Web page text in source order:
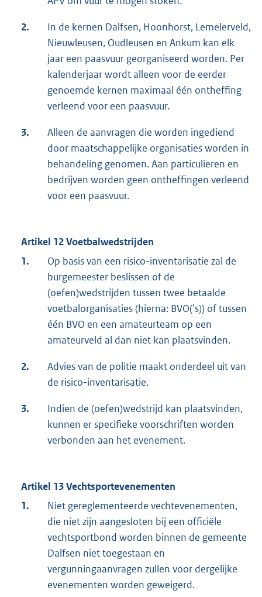
2.
In de kernen Dalfsen, Hoonhorst, Lemelerveld,
Nieuwleusen, Oudleusen en Ankum kan elk
jaar een paasvuur georganiseerd worden. Per
kalenderjaar wordt alleen voor de eerder
genoemde kernen maximaal één ontheffing
verleend voor een paasvuur.
3.
Alleen de aanvragen die worden ingediend
door maatschappelijke organisaties worden in
behandeling genomen. Aan particulieren en
bedrijven worden geen ontheffingen verleend
voor een paasvuur.
Artikel 12 Voetbalwedstrijden
1.
Op basis van een risico-inventarisatie zal de
burgemeester beslissen of de
(oefen)wedstrijden tussen twee betaalde
voetbalorganisaties (hierna: BVO('s)) of tussen
één BVO en een amateurteam op een
amateurveld al dan niet kan plaatsvinden.
2.
Advies van de politie maakt onderdeel uit van
de risico-inventarisatie.
3.
Indien de (oefen)wedstrijd kan plaatsvinden,
kunnen er specifieke voorschriften worden
verbonden aan het evenement.
Artikel 13 Vechtsportevenementen
1.
Niet gereglementeerde vechtevenementen,
die niet zijn aangesloten bij een officiële
vechtsportbond worden binnen de gemeente
Dalfsen niet toegestaan en
vergunningaanvragen zullen voor dergelijke
evenementen worden geweigerd.